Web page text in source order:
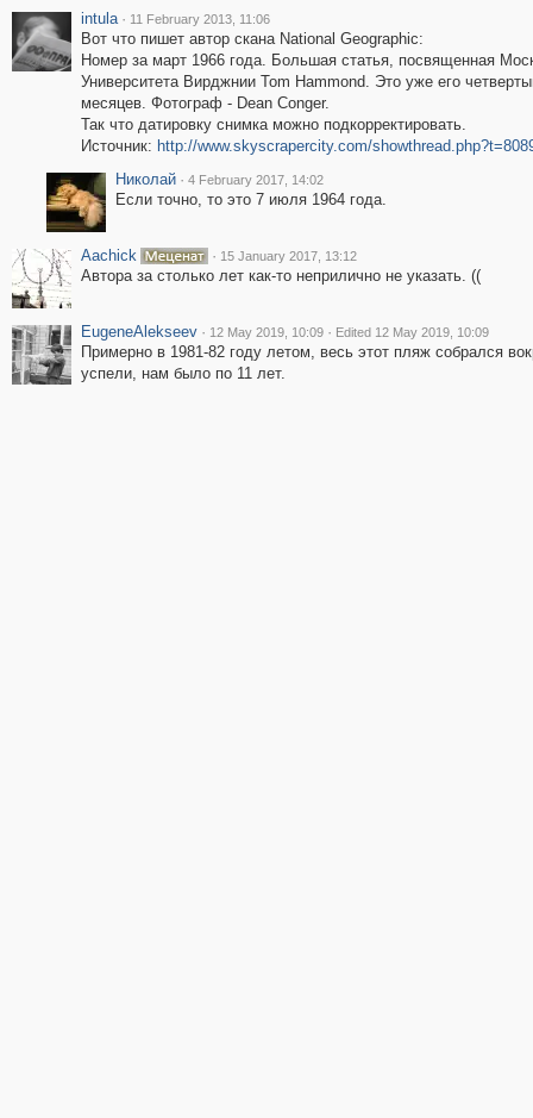
intula · 11 February 2013, 11:06
Вот что пишет автор скана National Geographic:
Номер за март 1966 года. Большая статья, посвященная
Университета Вирджнии Tom Hammond. Это уже его
месяцев. Фотограф - Dean Conger.
Так что датировку снимка можно подкорректировать.
Источник: http://www.skyscrapercity.com/
Николай · 4 February 2017, 14:02
Если точно, то это 7 июля 1964 года.
Aachick · 15 January 2017, 13:12
Автора за столько лет как-то неприлично не указать. ((
EugeneAlekseev · 12 May 2019, 10:09 · Edited 12 May 2019, 10:09
Примерно в 1981-82 году летом, весь этот пляж собрался
успели, нам было по 11 лет.